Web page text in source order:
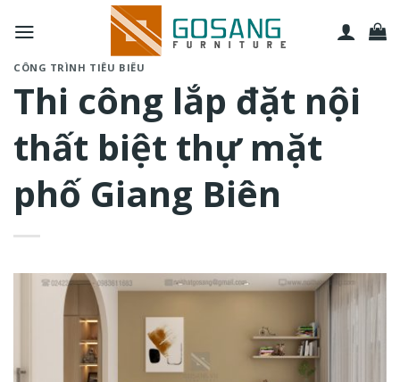
qua
dungCÔNG TRÌNH TIÊU BIỂU
Thi công lắp đặt nội
thất biệt thự mặt
phố Giang Biên